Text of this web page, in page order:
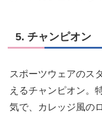
5. チャンピオン
スポーツウェアのス
えるチャンピオン。
気で、カレッジ風の